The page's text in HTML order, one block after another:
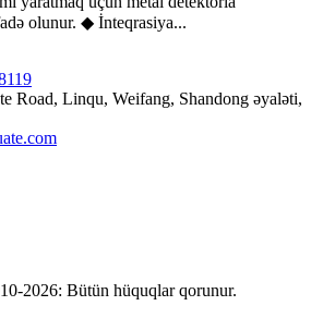
olunur. ◆ İnteqrasiya...
Road, Linqu, Weifang, Shandong əyaləti,
2026: Bütün hüquqlar qorunur.